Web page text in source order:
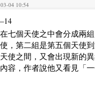
04 10:54
七個天使之中會分成兩
，第二組是第五個天使
使之間，又會出現新的
容，作者說他又看見「